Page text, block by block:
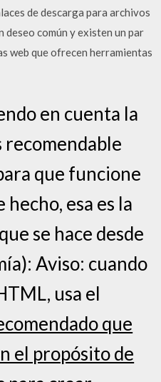
de descarga para archivos
deseo común y existen un par
web que ofrecen herramientas
en cuenta la
recomendable
que funcione
hecho, esa es la
se hace desde
Aviso: cuando
usa el
que
el propósito de